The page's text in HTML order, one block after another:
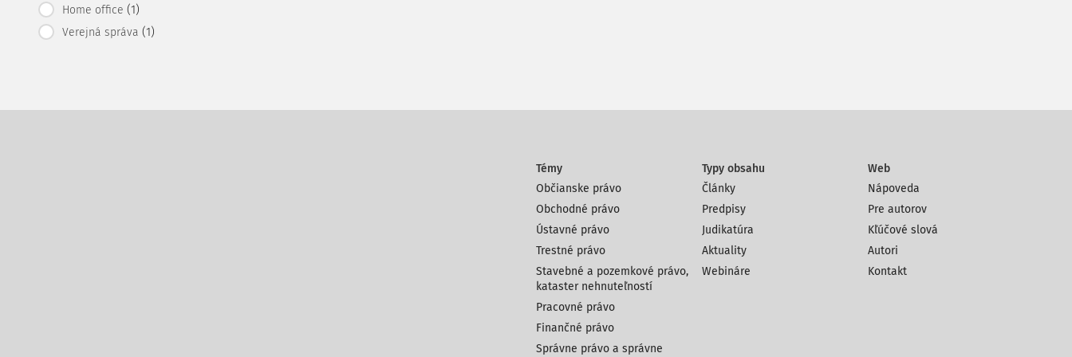
Home office (1)
Verejná správa (1)
Témy
Občianske právo
Obchodné právo
Ústavné právo
Trestné právo
Stavebné a pozemkové právo,
kataster nehnuteľností
Pracovné právo
Finančné právo
Správne právo a správne
Typy obsahu
Články
Predpisy
Judikatúra
Aktuality
Webináre
Web
Nápoveda
Pre autorov
Kľúčové slová
Autori
Kontakt